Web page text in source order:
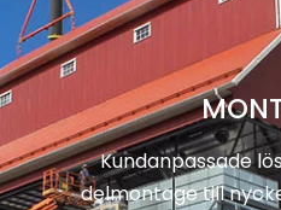
Kundanpassade
delmontage till